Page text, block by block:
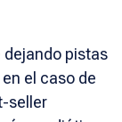
pistas
el caso de
seller